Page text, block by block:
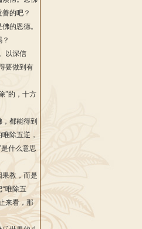
的吧？
的恩德。
以深信
要做到有
”的，十方
都能得到
除五逆，
什么意思
果教，而是
唯除五
来看，那